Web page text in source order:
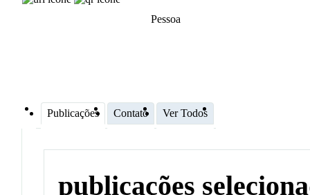
Pessoa
Publicações Contato Ver Todos
publicações